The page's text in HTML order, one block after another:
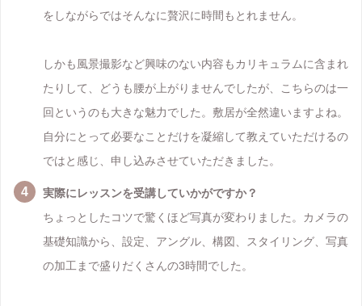
をしながらではそんなに贅沢に時間もとれません。
しかも風景撮影など興味のない内容もカリキュラムに含まれ
たりして、どうも腰が上がりませんでしたが、こちらのは一
回というのも大きな魅力でした。敷居が全然違いますよね。
自分にとって必要なことだけを凝縮して教えていただけるの
ではと感じ、申し込みさせていただきました。
実際にレッスンを受講していかがですか？
ちょっとしたコツで驚くほど写真が変わりました。カメラの
基礎知識から、設定、アングル、構図、スタイリング、写真
の加工まで盛りだくさんの3時間でした。